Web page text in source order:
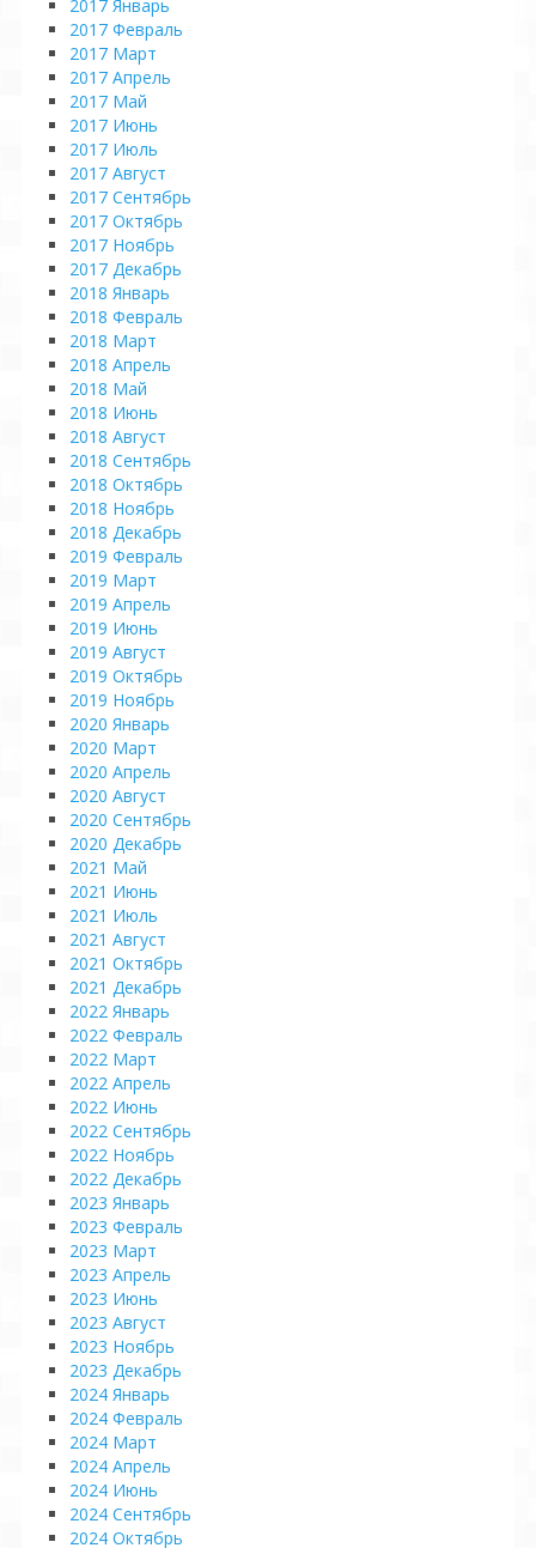
2017 Январь
2017 Февраль
2017 Март
2017 Апрель
2017 Май
2017 Июнь
2017 Июль
2017 Август
2017 Сентябрь
2017 Октябрь
2017 Ноябрь
2017 Декабрь
2018 Январь
2018 Февраль
2018 Март
2018 Апрель
2018 Май
2018 Июнь
2018 Август
2018 Сентябрь
2018 Октябрь
2018 Ноябрь
2018 Декабрь
2019 Февраль
2019 Март
2019 Апрель
2019 Июнь
2019 Август
2019 Октябрь
2019 Ноябрь
2020 Январь
2020 Март
2020 Апрель
2020 Август
2020 Сентябрь
2020 Декабрь
2021 Май
2021 Июнь
2021 Июль
2021 Август
2021 Октябрь
2021 Декабрь
2022 Январь
2022 Февраль
2022 Март
2022 Апрель
2022 Июнь
2022 Сентябрь
2022 Ноябрь
2022 Декабрь
2023 Январь
2023 Февраль
2023 Март
2023 Апрель
2023 Июнь
2023 Август
2023 Ноябрь
2023 Декабрь
2024 Январь
2024 Февраль
2024 Март
2024 Апрель
2024 Июнь
2024 Сентябрь
2024 Октябрь